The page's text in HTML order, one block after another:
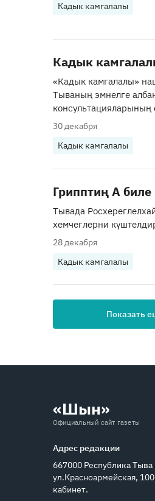
Кадык камгалалы
Кадык
«Кадык камгалалы»
Тываның эмнелге
консультацияларының
30 декабря
Кадык камгалалы
Грипптиң А
Тывада
хемчеглерни
28 декабря
Кадык камгалалы
Показать
«Шын»
Официальный сайт газеты
Адрес редакции
667000 Республика
ул.Красноармейская,
кабинет.